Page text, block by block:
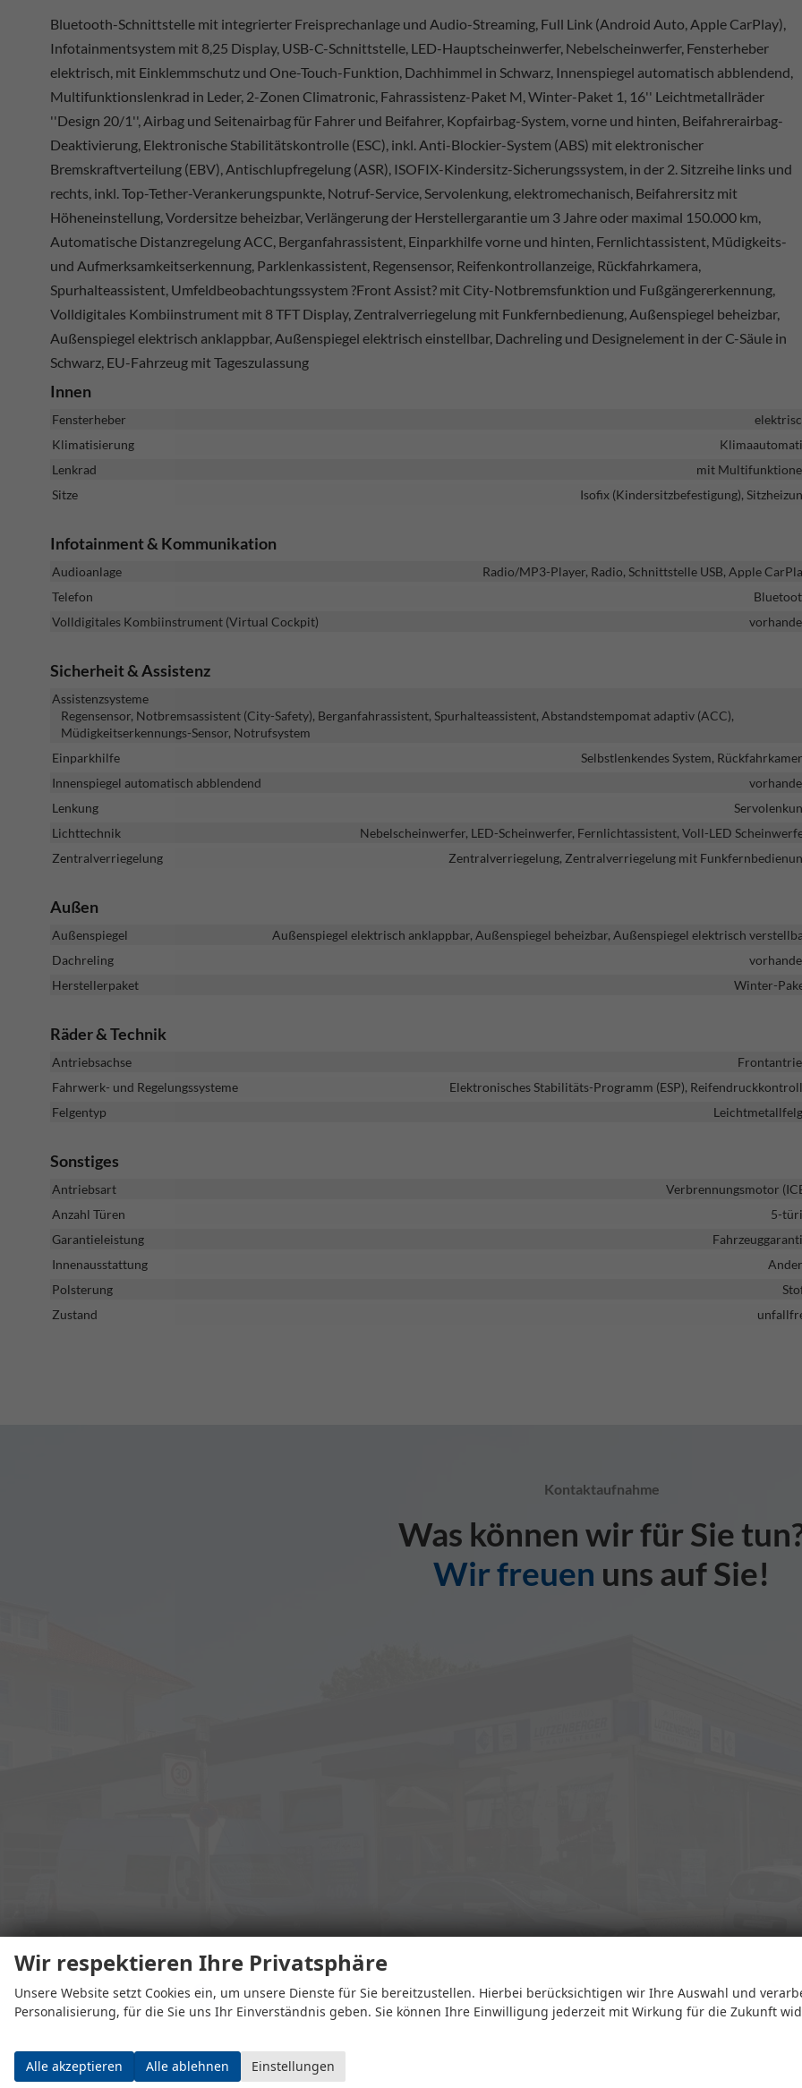
Bluetooth-Schnittstelle mit integrierter Freisprechanlage und Audio-Streaming, Full Link (Android Auto, Apple CarPlay),
Infotainmentsystem mit 8,25 Display, USB-C-Schnittstelle, LED-Hauptscheinwerfer, Nebelscheinwerfer, Fensterheber
elektrisch, mit Einklemmschutz und One-Touch-Funktion, Dachhimmel in Schwarz, Innenspiegel automatisch abblendend,
Multifunktionslenkrad in Leder, 2-Zonen Climatronic, Fahrassistenz-Paket M, Winter-Paket 1, 16'' Leichtmetallräder
''Design 20/1'', Airbag und Seitenairbag für Fahrer und Beifahrer, Kopfairbag-System, vorne und hinten, Beifahrerairbag-
Deaktivierung, Elektronische Stabilitätskontrolle (ESC), inkl. Anti-Blockier-System (ABS) mit elektronischer
Bremskraftverteilung (EBV), Antischlupfregelung (ASR), ISOFIX-Kindersitz-Sicherungssystem, in der 2. Sitzreihe links und
rechts, inkl. Top-Tether-Verankerungspunkte, Notruf-Service, Servolenkung, elektromechanisch, Beifahrersitz mit
Höheneinstellung, Vordersitze beheizbar, Verlängerung der Herstellergarantie um 3 Jahre oder maximal 150.000 km,
Automatische Distanzregelung ACC, Berganfahrassistent, Einparkhilfe vorne und hinten, Fernlichtassistent, Müdigkeits-
und Aufmerksamkeitserkennung, Parklenkassistent, Regensensor, Reifenkontrollanzeige, Rückfahrkamera,
Spurhalteassistent, Umfeldbeobachtungssystem ?Front Assist? mit City-Notbremsfunktion und Fußgängererkennung,
Volldigitales Kombiinstrument mit 8 TFT Display, Zentralverriegelung mit Funkfernbedienung, Außenspiegel beheizbar,
Außenspiegel elektrisch anklappbar, Außenspiegel elektrisch einstellbar, Dachreling und Designelement in der C-Säule in
Schwarz, EU-Fahrzeug mit Tageszulassung
Innen
Fensterheber
Klimatisierung
Lenkrad
mit
Sitze
Isofix (Kindersitzbefestigung),
Infotainment & Kommunikation
Audioanlage
Radio/MP3-Player, Radio, Schnittstelle USB, Apple
Telefon
Volldigitales Kombiinstrument (Virtual Cockpit)
Sicherheit & Assistenz
Assistenzsysteme
Regensensor, Notbremsassistent (City-Safety), Berganfahrassistent, Spurhalteassistent, Abstandstempomat adaptiv (ACC),
Müdigkeitserkennungs-Sensor, Notrufsystem
Einparkhilfe
Selbstlenkendes System,
Innenspiegel automatisch abblendend
Lenkung
Lichttechnik
Nebelscheinwerfer, LED-Scheinwerfer, Fernlichtassistent, Voll-LED
Zentralverriegelung
Zentralverriegelung, Zentralverriegelung mit
Außen
Außenspiegel
Außenspiegel elektrisch anklappbar, Außenspiegel beheizbar, Außenspiegel elektrisch
Dachreling
Herstellerpaket
Winter-
Räder & Technik
Antriebsachse
Fahrwerk- und Regelungssysteme
Elektronisches Stabilitäts-Programm (ESP),
Felgentyp
Sonstiges
Antriebsart
Verbrennungsmotor
Anzahl Türen
5-
Garantieleistung
Innenausstattung
Polsterung
Zustand
Kontaktaufnahme
Was können wir für Sie
Wir freuen uns auf Sie!
Adresse Öffnungszeiten
Wir respektieren Ihre Privatsphäre
Unsere Website setzt Cookies ein, um unsere Dienste für Sie bereitzustellen. Hierbei berücksichtigen wir Ihre Auswahl und
Personalisierung, für die Sie uns Ihr Einverständnis geben. Sie können Ihre Einwilligung jederzeit mit Wirkung für die Zukunft
Alle akzeptieren Alle ablehnen Einstellungen